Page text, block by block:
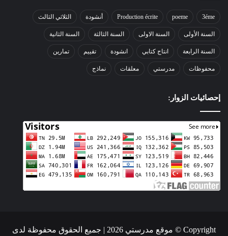
3éme
poeme
Production écrite أنشودة الثلاثي الثالث
السنة الأولى السنة الاولى السنة الثالثة السنة الثانية
السنة الرابعة انتاج كتابي انشودة تقييم تمارين
محفوظات مدرستي معلقات نماذج
إحصائيات الزوار:
Copyright © موقع مدرستي 2026 | جميع الحقوق محفوظة لدى